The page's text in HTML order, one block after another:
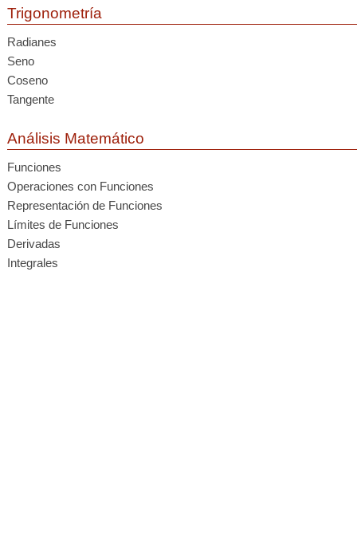
Trigonometría
Radianes
Seno
Coseno
Tangente
Análisis Matemático
Funciones
Operaciones con Funciones
Representación de Funciones
Límites de Funciones
Derivadas
Integrales